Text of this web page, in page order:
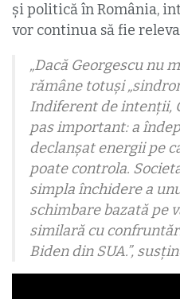
și politică în România,
vor continua să fie
„Dacă Georgescu nu
rămâne totuși
Indiferent de intenții,
pas important: a
declanșat energii pe
poate controla.
simpla închidere a
schimbare bazată pe
similară cu
Biden din SUA.”,